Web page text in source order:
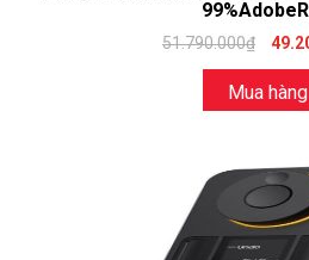
51.790.000₫
Mua hàng